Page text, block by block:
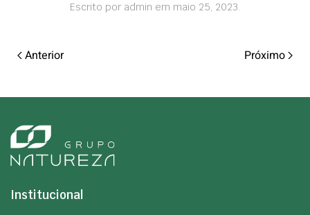
Escrito por admin em maio 25, 2023.
Anterior Próximo
Institucional